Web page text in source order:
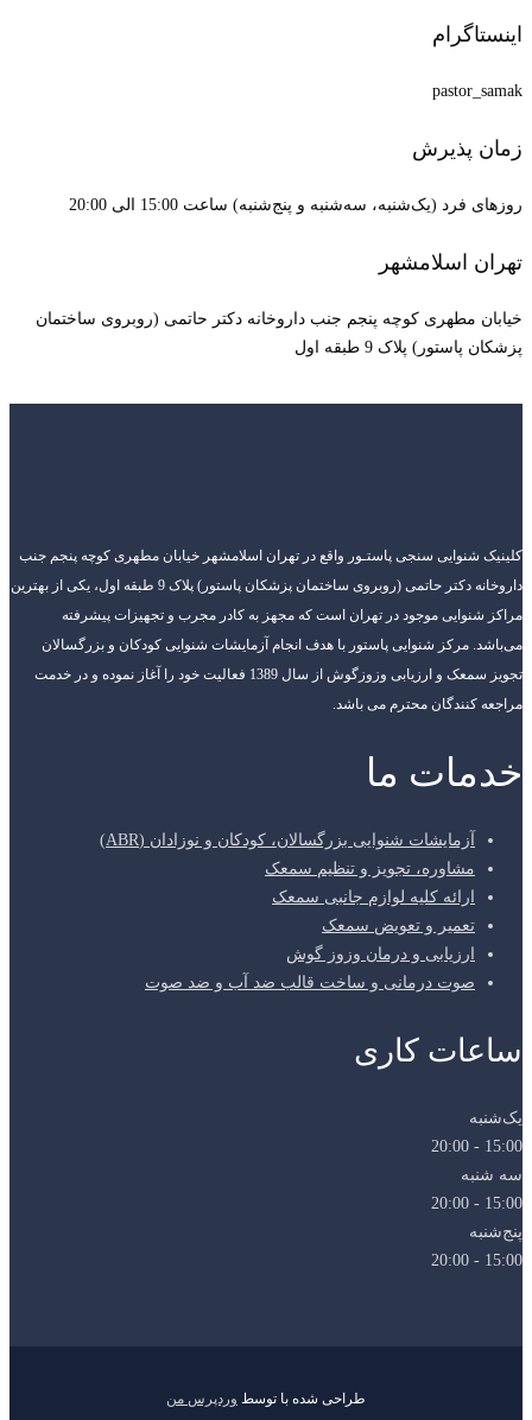
اینستاگرام
pastor_samak
زمان پذیرش
روزهای فرد (یک‌شنبه، سه‌شنبه و پنج‌شنبه) ساعت 15:00 الی 20:00
تهران اسلامشهر
خیابان مطهری کوچه پنجم جنب داروخانه دکتر حاتمی (روبروی ساختمان
پزشکان پاستور) پلاک 9 طبقه اول
کلینیک شنوایی سنجی پاستـور واقع در تهران اسلامشهر خیابان مطهری کوچه پنجم جنب
داروخانه دکتر حاتمی (روبروی ساختمان پزشکان پاستور) پلاک 9 طبقه اول، یکی از بهترین
مراکز شنوایی موجود در تهران است که مجهز به کادر مجرب و تجهیزات پیشرفته
می‌باشد. مرکز شنوایی پاستور با هدف انجام آزمایشات شنوایی کودکان و بزرگسالان
تجویز سمعک و ارزیابی وزوزگوش از سال 1389 فعالیت خود را آغاز نموده و در خدمت
مراجعه کنندگان محترم می باشد.
خدمات ما
آزمایشات شنوایی بزرگسالان، کودکان و نوزادان (ABR)
مشاوره، تجویز و تنظیم سمعک
ارائه کلیه لوازم جانبی سمعک
تعمیر و تعویض سمعک
ارزیابی و درمان وزوز گوش
صوت درمانی و ساخت قالب ضد آب و ضد صوت
ساعات کاری
یک‌شنبه
15:00 - 20:00
سه شنبه
15:00 - 20:00
پنج‌شنبه
15:00 - 20:00
طراحی شده با توسط وردپرس من